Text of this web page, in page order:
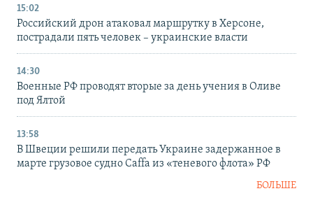
15:02
Российский дрон атаковал маршрутку в Херсоне,
пострадали пять человек – украинские власти
14:30
Военные РФ проводят вторые за день учения в Оливе
под Ялтой
13:58
В Швеции решили передать Украине задержанное в
марте грузовое судно Caffa из «теневого флота» РФ
БОЛЬШЕ